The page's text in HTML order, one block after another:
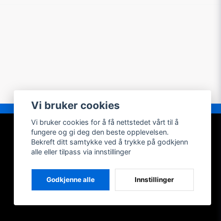
MIN KONTO
Logg inn
Glemt passordet?
Vi bruker cookies
Vi bruker cookies for å få nettstedet vårt til å
fungere og gi deg den beste opplevelsen.
Bekreft ditt samtykke ved å trykke på godkjenn
alle eller tilpass via innstillinger
Godkjenne alle Innstillinger